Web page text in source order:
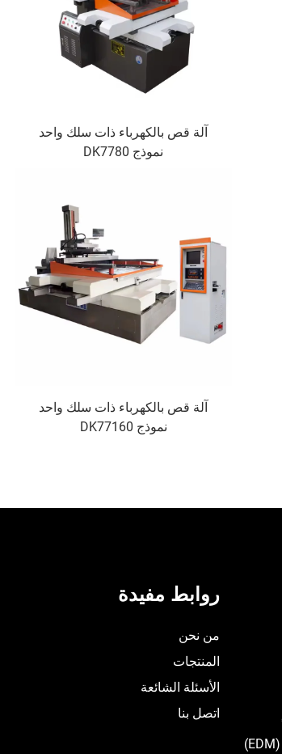
آلة قص بالكهرباء ذات سلك واحد
نموذج DK7780
آلة قص بالكهرباء ذات سلك واحد
نموذج DK77160
متقدمة لماكينات التفريغ الكهربائي (EDM)
روابط مفيدة
من نحن
المنتجات
الأسئلة الشائعة
اتصل بنا